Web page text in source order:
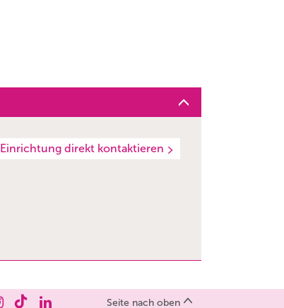
Einrichtung direkt kontaktieren
Seite nach oben